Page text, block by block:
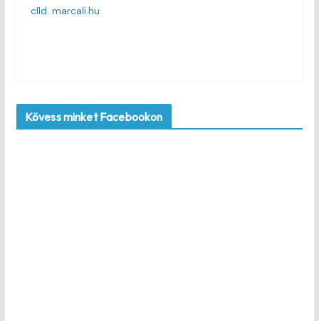
clld. marcali.hu
Kövess minket Facebookon